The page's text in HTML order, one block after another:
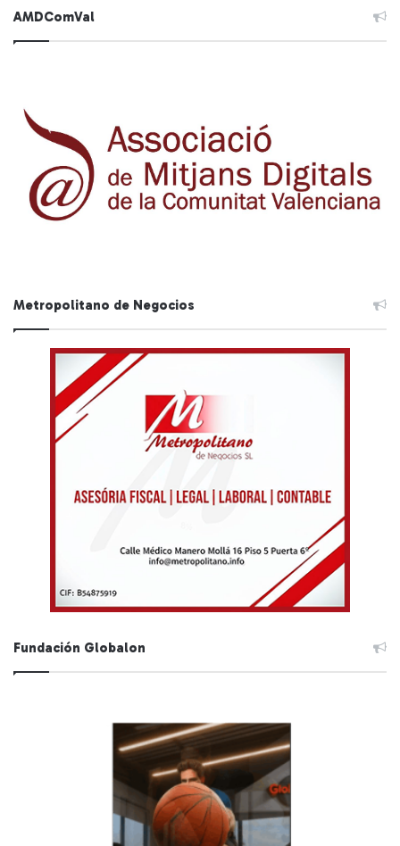
AMDComVal
Metropolitano de Negocios
Fundación Globalon